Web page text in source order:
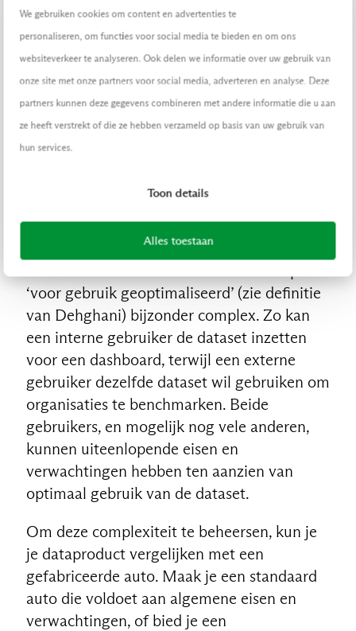
We gebruiken cookies om content en advertenties te
personaliseren, om functies voor social media te bieden en om ons
websiteverkeer te analyseren. Ook delen we informatie over uw gebruik van
onze site met onze partners voor social media, adverteren en analyse. Deze
partners kunnen deze gegevens combineren met andere informatie die u aan
ze heeft verstrekt of die ze hebben verzameld op basis van uw gebruik van
hun services.
Toon details
Alles toestaan
nemen. Dit past goed bij eenfederatieve
besluitvormingsstrategie. Door dit formeel
vast te leggen, geef je ruimte om beter in te
spelen op gebruikersbehoeften en wordt de
intrinsieke waarde van het dataproduct
gemaximaliseerd.
Het gebruik van een dataproduct kan sterk
variëren en is, net als ieder ander product,
afhankelijk van de behoeften van
‘voor gebruik geoptimaliseerd’ (zie definitie
van Dehghani) bijzonder complex. Zo kan
een interne gebruiker de dataset inzetten
voor een dashboard, terwijl een externe
gebruiker dezelfde dataset wil gebruiken om
organisaties te benchmarken. Beide
gebruikers, en mogelijk nog vele anderen,
kunnen uiteenlopende eisen en
verwachtingen hebben ten aanzien van
optimaal gebruik van de dataset.
Om deze complexiteit te beheersen, kun je
je dataproduct vergelijken met een
gefabriceerde auto. Maak je een standaard
auto die voldoet aan algemene eisen en
verwachtingen, of bied je een